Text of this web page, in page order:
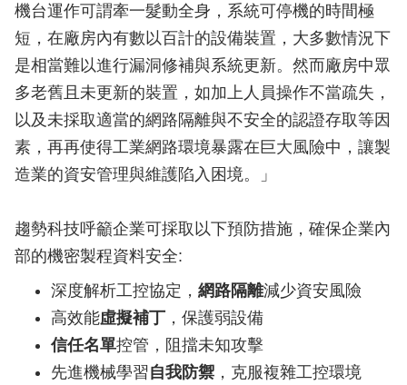
機台運作可謂牽一髮動全身，系統可停機的時間極
短，在廠房內有數以百計的設備裝置，大多數情況下
是相當難以進行漏洞修補與系統更新。然而廠房中眾
多老舊且未更新的裝置，如加上人員操作不當疏失，
以及未採取適當的網路隔離與不安全的認證存取等因
素，再再使得工業網路環境暴露在巨大風險中，讓製
造業的資安管理與維護陷入困境。」
趨勢科技呼籲企業可採取以下預防措施，確保企業內
部的機密製程資料安全:
深度解析工控協定， 網路隔離減少資安風險
高效能虛擬補丁，保護弱設備
信任名單控管，阻擋未知攻擊
先進機械學習自我防禦，克服複雜工控環境